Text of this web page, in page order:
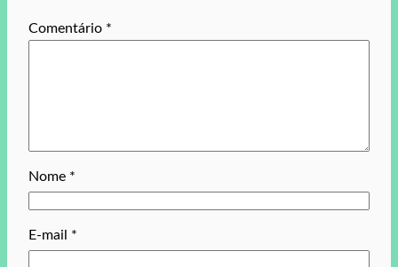
Comentário *
Nome *
E-mail *